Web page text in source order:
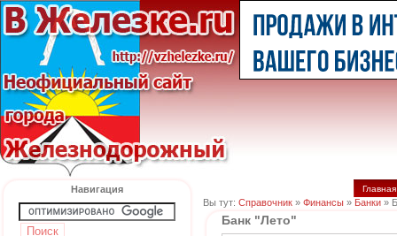
Навигация Главная
Вы тут: Справочник » Финансы » Банки »
Банк "Лето"